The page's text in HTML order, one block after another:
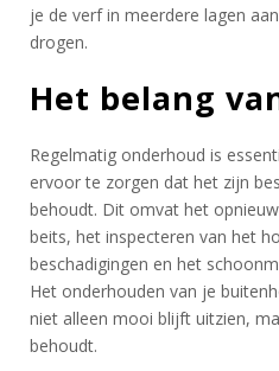
je de verf in meerdere lagen
drogen.
Het belang
Regelmatig onderhoud is
ervoor te zorgen dat het zijn
behoudt. Dit omvat het
beits, het inspecteren van het
beschadigingen en het
Het onderhouden van je
niet alleen mooi blijft uitzien,
behoudt.